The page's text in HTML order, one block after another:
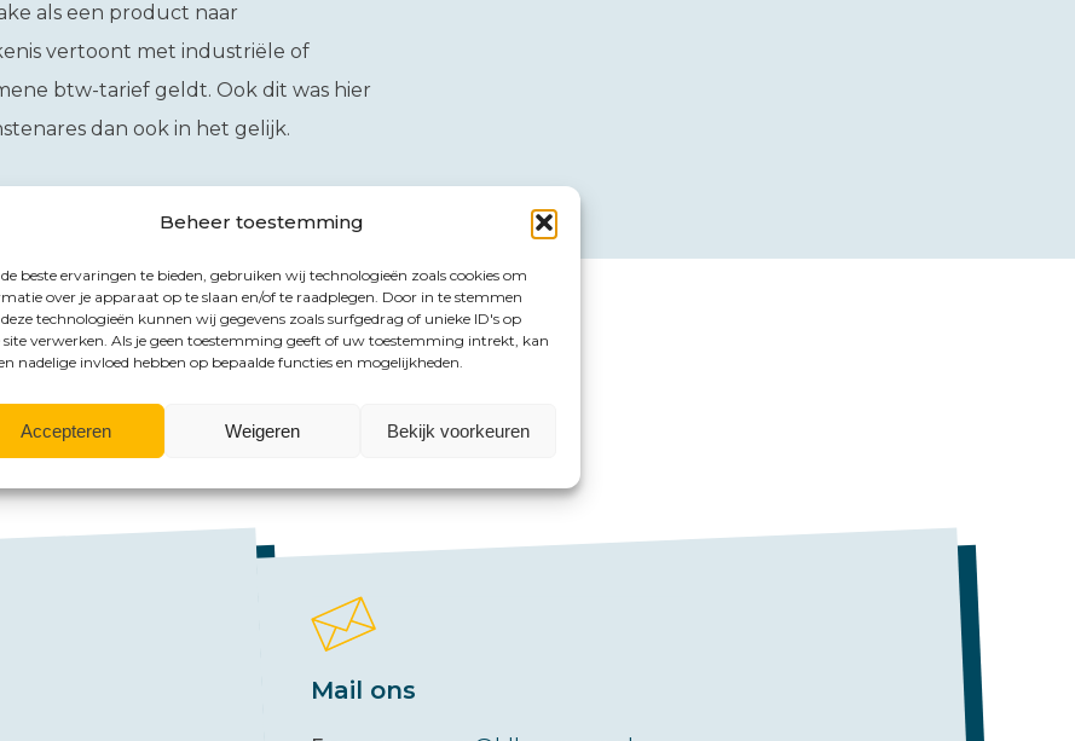
Beheer toestemming
beste ervaringen te bieden, gebruiken wij technologieën zoals cookies om
over je apparaat op te slaan en/of te raadplegen. Door in te stemmen
technologieën kunnen wij gegevens zoals surfgedrag of unieke ID's op
site verwerken. Als je geen toestemming geeft of uw toestemming intrekt, kan
nadelige invloed hebben op bepaalde functies en mogelijkheden.
Accepteren Weigeren Bekijk voorkeuren
als een product naar
vertoont met industriële of
btw-tarief geldt. Ook dit was hier
dan ook in het gelijk.
Mail ons